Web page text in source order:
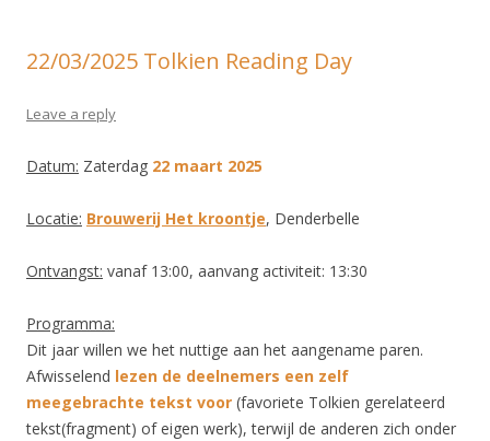
22/03/2025 Tolkien Reading Day
Leave a reply
Datum: Zaterdag 22 maart 2025
Locatie: Brouwerij Het kroontje, Denderbelle
Ontvangst: vanaf 13:00, aanvang activiteit: 13:30
Programma:
Dit jaar willen we het nuttige aan het aangename paren.
Afwisselend lezen de deelnemers een zelf
meegebrachte tekst voor (favoriete Tolkien gerelateerd
tekst(fragment) of eigen werk), terwijl de anderen zich onder